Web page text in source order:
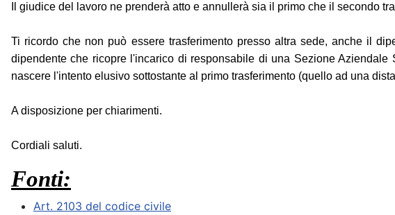
Il giudice del lavoro ne prenderà atto e annullerà sia il primo che il secondo
Ti ricordo che non può essere trasferimento presso altra sede, anche il
dipendente che ricopre l'incarico di responsabile di una Sezione
nascere l'intento elusivo sottostante al primo trasferimento (quello ad una
A disposizione per chiarimenti.
Cordiali saluti.
Fonti:
Art. 2103 del codice civile